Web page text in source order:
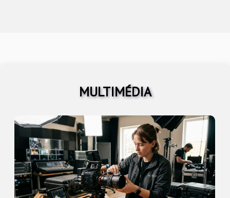
MULTIMÉDIA